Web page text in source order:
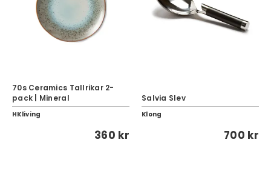
70s Ceramics Tallrikar 2-
pack | Mineral
HKliving
360 kr
Salvia Slev
Klong
700 kr